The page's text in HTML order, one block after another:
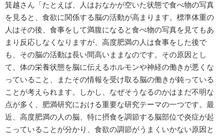
箕越さん「たとえば、人はおなかが空いた状態で食べ物の写真
を見ると、食欲に関係する脳の活動が高まります。標準体重の
人はその後、食事をして満腹になると食べ物の写真を見てもあ
まり反応しなくなりますが、高度肥満の人は食事をした後で
も、その脳の活動は長い間高いままなのです。その原因とし
て、体の栄養状態を脳に伝えるホルモンや神経の働きが悪くな
っていること、またその情報を受け取る脳の働きが鈍っている
ことが考えられます。しかし、なぜそうなるのかはまだ不明な
点が多く、肥満研究における重要な研究テーマの一つです。最
近、高度肥満の人の脳、特に摂食を調節する脳部位で炎症が起
こっていることが分かり、食欲の調節がうまくいかない原因と